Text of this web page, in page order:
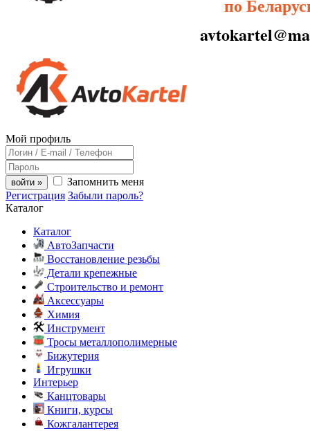
по
Мой профиль
войти »
Запомнить меня
Регистрация Забыли пароль?
Каталог
Каталог
АвтоЗапчасти
Восстановление резьбы
Детали крепежные
Строительство и ремонт
Аксессуары
Химия
Инструмент
Тросы металлополимерные
Бижутерия
Игрушки
Интерьер
Канцтовары
Книги, курсы
Кожгалантерея